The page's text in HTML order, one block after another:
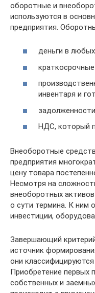
оборотные и
используются в
предприятия.
деньги в
инвентаря и
НДС, который
Внеоборотные
предприятия
цену товара
Несмотря на
внеоборотных
о сути термина. К ним
инвестиции,
Завершающий
источник
они
Приобретение первых
собственных и